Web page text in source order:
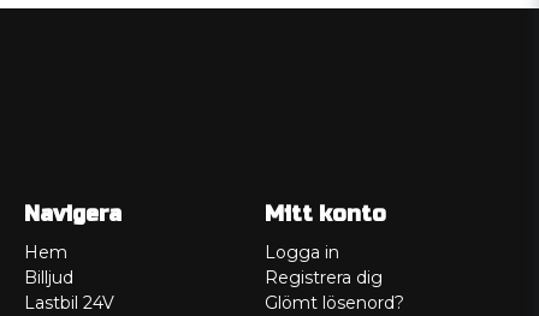
Navigera
Hem
Billjud
Lastbil 24V
Mitt konto
Logga in
Registrera dig
Glömt lösenord?